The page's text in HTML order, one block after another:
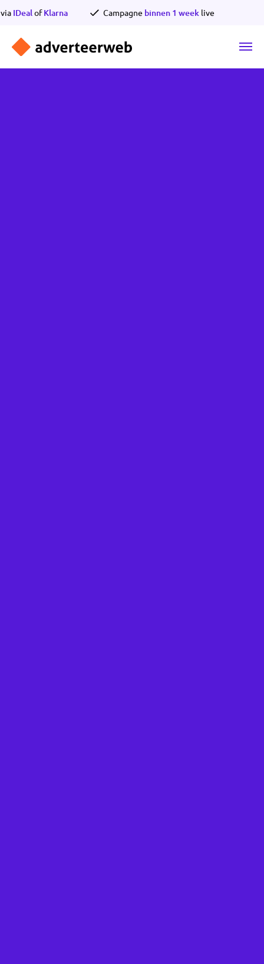
naar
inhoud
Betalen viaIDealof Klarna Campagnebinnen 1 week